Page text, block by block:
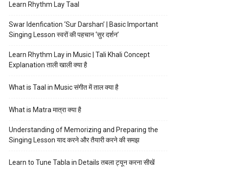
Learn Rhythm Lay Taal
Swar Idenfication ‘Sur Darshan’ | Basic Important
Singing Lesson स्वरों की पहचान ‘सुर दर्शन’
Learn Rhythm Lay in Music | Tali Khali Concept
Explanation ताली खाली क्या है
What is Taal in Music संगीत में ताल क्या है
What is Matra मात्रा क्या है
Understanding of Memorizing and Preparing the
Singing Lesson याद करने और तैयारी करने की समझ
Learn to Tune Tabla in Details तबला ट्यून करना सीखें